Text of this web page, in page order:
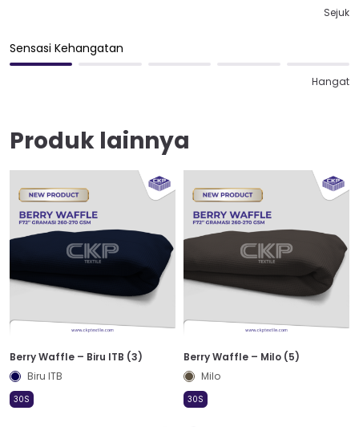
Sejuk
Sensasi Kehangatan
Hangat
Produk lainnya
Berry Waffle – Biru ITB (3)
Biru ITB
30S
Berry Waffle – Milo (5)
Milo
30S